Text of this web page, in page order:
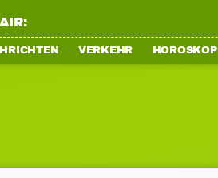
VERKEHR HOROSKOP